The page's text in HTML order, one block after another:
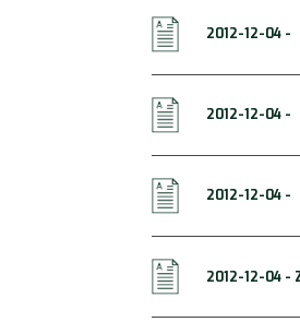
2012-12-04 -
2012-12-04 -
2012-12-04 -
2012-12-04 -